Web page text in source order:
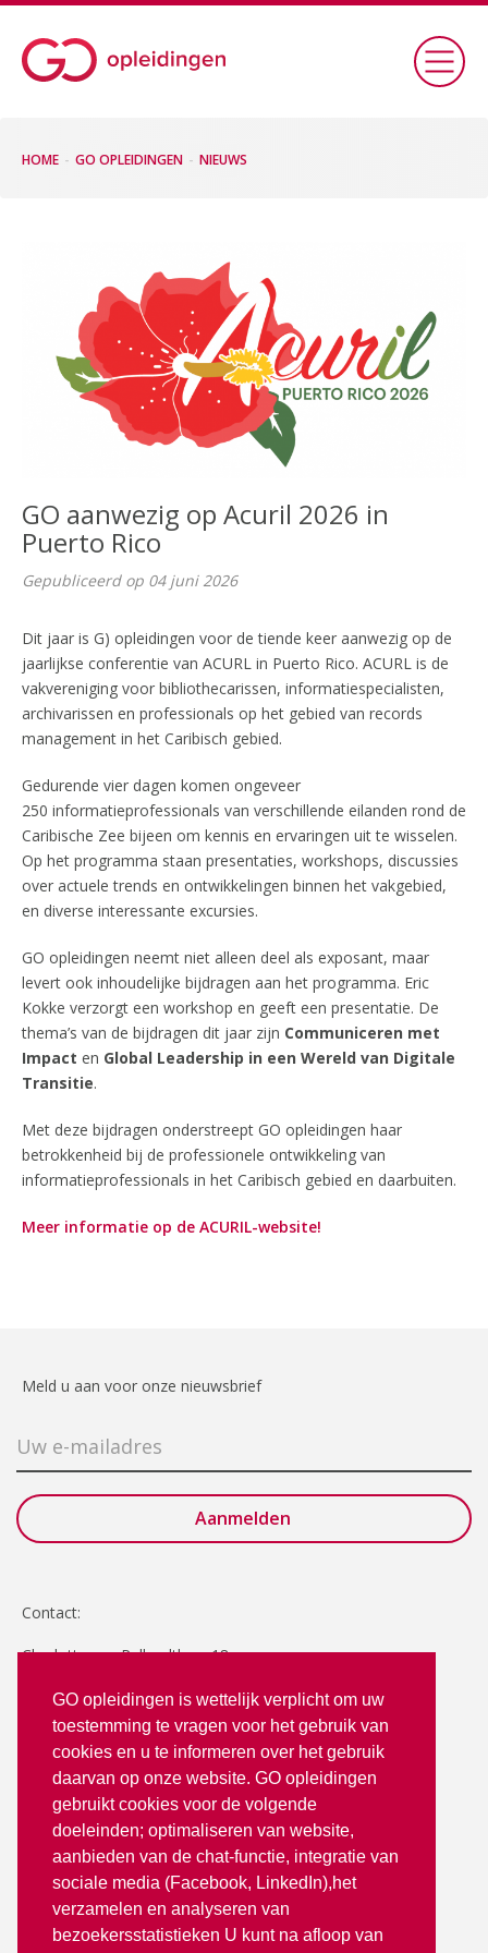
GO opleidingen is wettelijk verplicht om uw
toestemming te vragen voor het gebruik van
cookies en u te informeren over het gebruik
daarvan op onze website. GO opleidingen
gebruikt cookies voor de volgende
doeleinden; optimaliseren van website,
aanbieden van de chat-functie, integratie van
sociale media (Facebook, LinkedIn),het
verzamelen en analyseren van
bezoekersstatistieken U kunt na afloop van
HOME GO OPLEIDINGEN NIEUWS
GO aanwezig op Acuril 2026 in
Puerto Rico
Gepubliceerd op 04 juni 2026
Dit jaar is G) opleidingen voor de tiende keer aanwezig op de
jaarlijkse conferentie van ACURL in Puerto Rico. ACURL is de
vakvereniging voor bibliothecarissen, informatiespecialisten,
archivarissen en professionals op het gebied van records
management in het Caribisch gebied.
Gedurende vier dagen komen ongeveer
250 informatieprofessionals van verschillende eilanden rond de
Caribische Zee bijeen om kennis en ervaringen uit te wisselen.
Op het programma staan presentaties, workshops, discussies
over actuele trends en ontwikkelingen binnen het vakgebied,
en diverse interessante excursies.
GO opleidingen neemt niet alleen deel als exposant, maar
levert ook inhoudelijke bijdragen aan het programma. Eric
Kokke verzorgt een workshop en geeft een presentatie. De
thema’s van de bijdragen dit jaar zijn Communiceren met
Impact en Global Leadership in een Wereld van Digitale
Transitie.
Met deze bijdragen onderstreept GO opleidingen haar
betrokkenheid bij de professionele ontwikkeling van
informatieprofessionals in het Caribisch gebied en daarbuiten.
Meer informatie op de ACURIL-website!
Meld u aan voor onze nieuwsbrief
Contact:
Charlotte van Pallandtlaan 18
T: 070 - 3512380
info@goopleidingen.nl
Volg ons op: